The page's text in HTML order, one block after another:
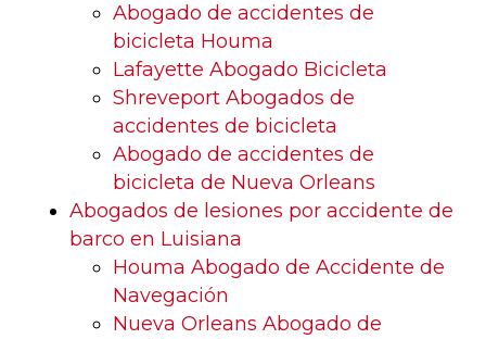
Abogado de accidentes de
bicicleta Houma
Lafayette Abogado Bicicleta
Shreveport Abogados de
accidentes de bicicleta
Abogado de accidentes de
bicicleta de Nueva Orleans
Abogados de lesiones por accidente de
barco en Luisiana
Houma Abogado de Accidente de
Navegación
Nueva Orleans Abogado de